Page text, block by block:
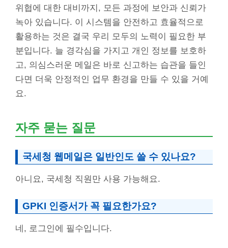
위협에 대한 대비까지, 모든 과정에 보안과 신뢰가
녹아 있습니다. 이 시스템을 안전하고 효율적으로
활용하는 것은 결국 우리 모두의 노력이 필요한 부
분입니다. 늘 경각심을 가지고 개인 정보를 보호하
고, 의심스러운 메일은 바로 신고하는 습관을 들인
다면 더욱 안정적인 업무 환경을 만들 수 있을 거예
요.
자주 묻는 질문
국세청 웹메일은 일반인도 쓸 수 있나요?
아니요, 국세청 직원만 사용 가능해요.
GPKI 인증서가 꼭 필요한가요?
네, 로그인에 필수입니다.